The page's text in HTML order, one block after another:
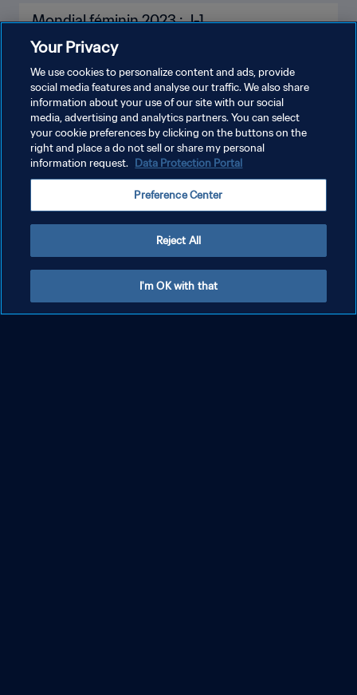
Mondial féminin 2023 : J-1
Your Privacy
We use cookies to personalize content and ads, provide
social media features and analyse our traffic. We also share
information about your use of our site with our social
media, advertising and analytics partners. You can select
your cookie preferences by clicking on the buttons on the
right and place a do not sell or share my personal
information request. Data Protection Portal
Preference Center
Reject All
I'm OK with that